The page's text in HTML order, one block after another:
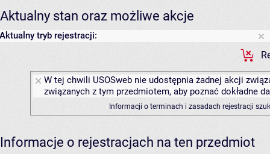
Aktualny stan oraz możliwe akcje
Aktualny tryb rejestracji:
W tej chwili USOSweb nie udostępnia żadnej akcji
związanych z tym przedmiotem, aby poznać dokładne
Informacji o terminach i zasadach rejestracji
Informacje o rejestracjach na ten przedmiot